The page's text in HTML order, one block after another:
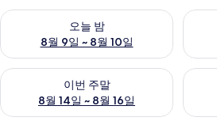
오늘 밤
8월 9일 ~ 8월 10일
오늘 밤 예약 가능 여부 확인, 8월 9일 ~
내일
이번 주말
8월 14일 ~ 8월 16일
이번 주말 예약 가능 여부 확인, 8월 14일
다음